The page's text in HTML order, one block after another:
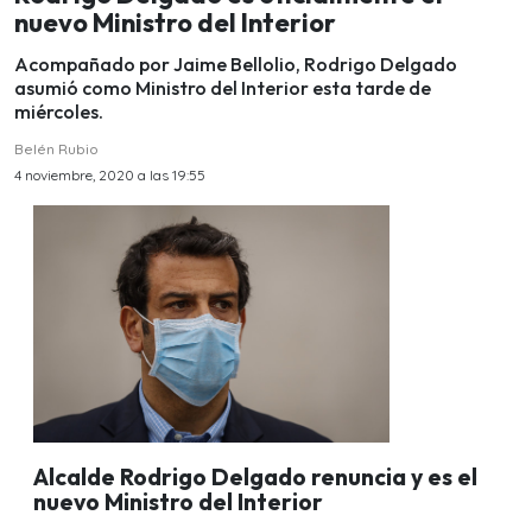
nuevo Ministro del Interior
Acompañado por Jaime Bellolio, Rodrigo Delgado
asumió como Ministro del Interior esta tarde de
miércoles.
Belén Rubio
4 noviembre, 2020 a las 19:55
Alcalde Rodrigo Delgado renuncia y es el
nuevo Ministro del Interior